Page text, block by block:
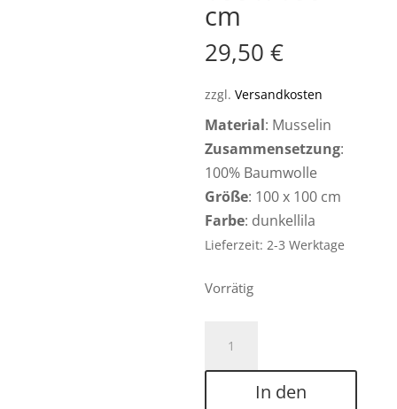
cm
29,50€
zzgl.Versandkosten
Material: Musselin
Zusammensetzung:
100% Baumwolle
Größe: 100 x 100 cm
Farbe: dunkellila
Lieferzeit: 2-3 Werktage
Vorrätig
DUNKELLILA
In den